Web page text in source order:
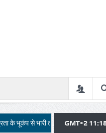
तबाही जौहर विश्वविद्यालय के
GMT+2